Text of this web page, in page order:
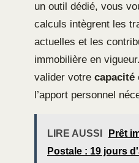
un outil dédié, vous
calculs intègrent les
actuelles et les
immobilière en
valider votre capacité
l’apport personnel
LIRE AUSSI
Prêt
Postale : 19 jours